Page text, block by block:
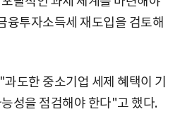
융투자소득세 재도입을 검토해
도한 중소기업 세제 혜택이 기
성을 점검해야 한다"고 했다.